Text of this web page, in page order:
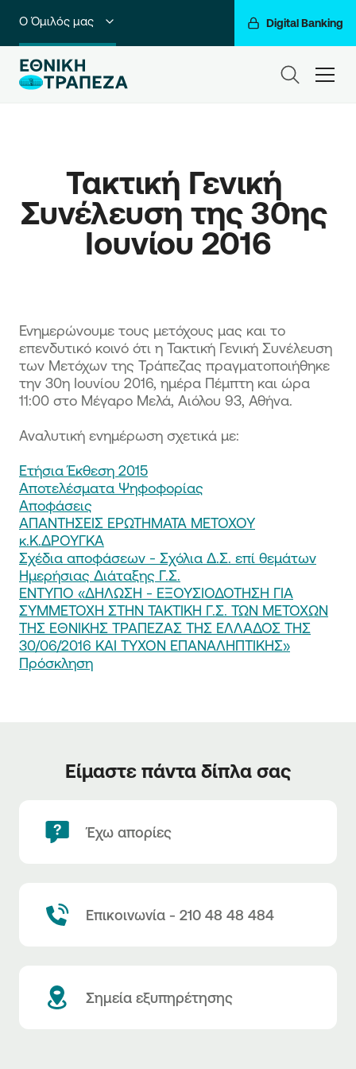
Ο Όμιλός μας Digital Banking
Ιδιώτες
Business Banking
Corporate & Investment Banking
Go For More
Τακτική Γενική
Συνέλευση της 30ης
Ιουνίου 2016
Ενημερώνουμε τους μετόχους μας και το
επενδυτικό κοινό ότι η Τακτική Γενική Συνέλευση
των Μετόχων της Τράπεζας πραγματοποιήθηκε
την 30η Ιουνίου 2016, ημέρα Πέμπτη και ώρα
11:00 στο Μέγαρο Μελά, Αιόλου 93, Αθήνα.
Αναλυτική ενημέρωση σχετικά με:
Ετήσια Έκθεση 2015
Αποτελέσματα Ψηφοφορίας
Αποφάσεις
ΑΠΑΝΤΗΣΕΙΣ ΕΡΩΤΗΜΑΤΑ ΜΕΤΟΧΟΥ
κ.Κ.ΔΡΟΥΓΚΑ
Σχέδια αποφάσεων - Σχόλια Δ.Σ. επί θεμάτων
Ημερήσιας Διάταξης Γ.Σ.
ΕΝΤΥΠΟ «ΔΗΛΩΣΗ - ΕΞΟΥΣΙΟΔΟΤΗΣΗ ΓΙΑ
ΣΥΜΜΕΤΟΧΗ ΣΤΗΝ ΤΑΚΤΙΚΗ Γ.Σ. ΤΩΝ ΜΕΤΟΧΩΝ
ΤΗΣ ΕΘΝΙΚΗΣ ΤΡΑΠΕΖΑΣ ΤΗΣ ΕΛΛΑΔΟΣ ΤΗΣ
30/06/2016 ΚΑΙ ΤΥΧΟΝ ΕΠΑΝΑΛΗΠΤΙΚΗΣ»
Πρόσκληση
Είμαστε πάντα δίπλα σας
Έχω απορίες
Επικοινωνία - 210 48 48 484
Σημεία εξυπηρέτησης